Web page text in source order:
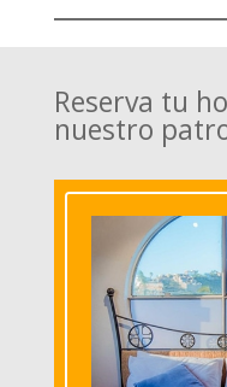
Reserva tu
nuestro